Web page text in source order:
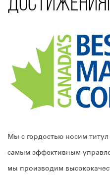
Мы с гордостью носим
самым эффективным
мы производим